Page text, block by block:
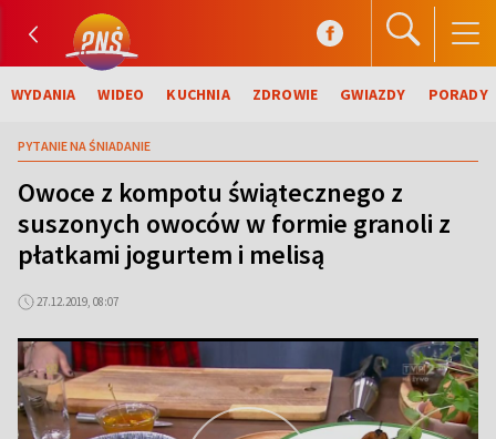
WYDANIA WIDEO KUCHNIA ZDROWIE GWIAZDY PORADY
PYTANIE NA ŚNIADANIE
Owoce z kompotu świątecznego z
suszonych owoców w formie granoli z
płatkami jogurtem i melisą
27.12.2019, 08:07